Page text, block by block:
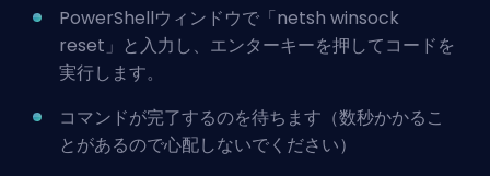
PowerShellウィンドウで「netsh winsock
reset」と入力し、エンターキーを押してコードを
実行します。
コマンドが完了するのを待ちます（数秒かかるこ
とがあるので心配しないでください）